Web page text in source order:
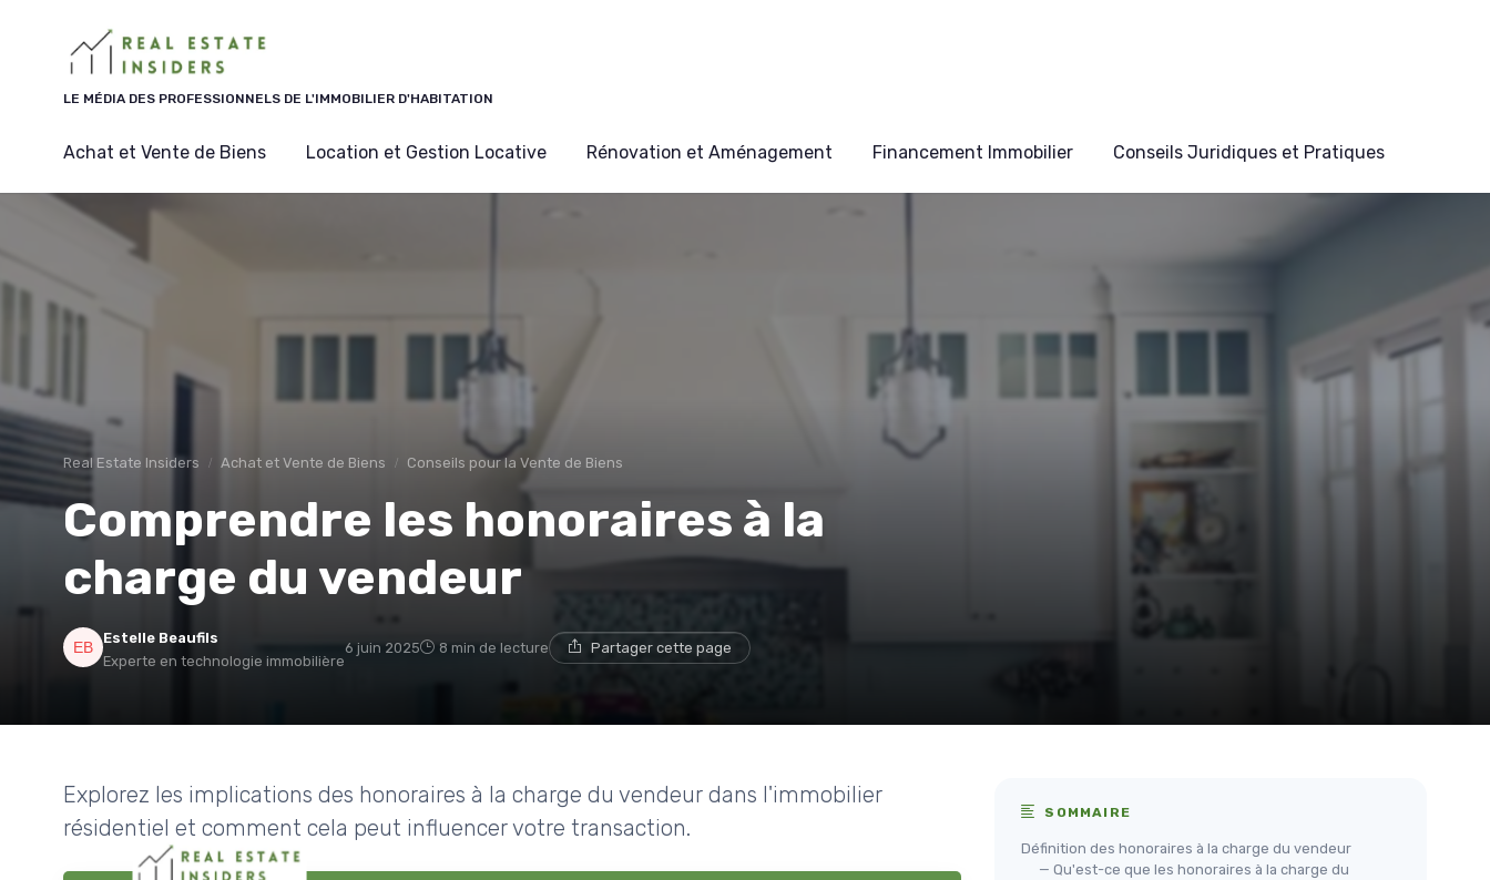
LE MÉDIA DES PROFESSIONNELS DE L'IMMOBILIER D'HABITATION
Achat et Vente de Biens Location et Gestion Locative Rénovation et Aménagement Financement Immobilier Conseils Juridiques et Pratiques
Real Estate Insiders Achat et Vente de Biens Conseils pour la Vente de Biens
Comprendre les honoraires à la
charge du vendeur
Estelle Beaufils
Experte en technologie immobilière
6 juin 2025 8 min de lecture Partager cette page
Explorez les implications des honoraires à la charge du vendeur dans l'immobilier
résidentiel et comment cela peut influencer votre transaction.
SOMMAIRE
Définition des honoraires à la charge du vendeur
— Qu'est-ce que les honoraires à la charge du